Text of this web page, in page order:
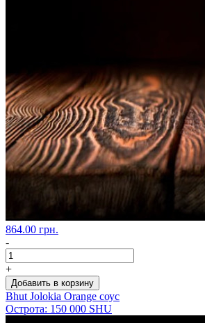
864.00 грн.
-
+
Добавить в корзину
Bhut Jolokia Orange соус
Острота: 150 000 SHU